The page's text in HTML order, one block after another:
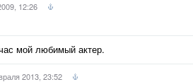
12:26
мой любимый актер.
2013, 23:52